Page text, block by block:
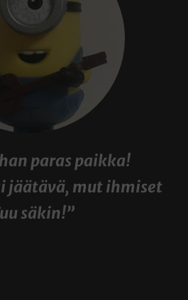
paras paikka!
jäätävä, mut ihmiset
säkin!”